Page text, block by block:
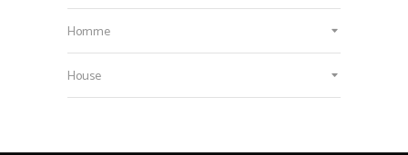
Homme
House